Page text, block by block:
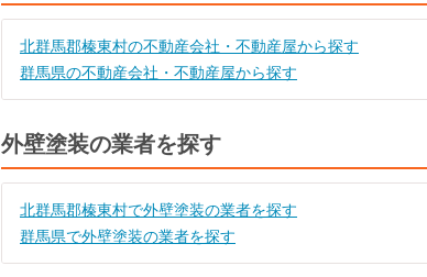
北群馬郡榛東村の不動産会社・不動産屋から探す
群馬県の不動産会社・不動産屋から探す
外壁塗装の業者を探す
北群馬郡榛東村で外壁塗装の業者を探す
群馬県で外壁塗装の業者を探す